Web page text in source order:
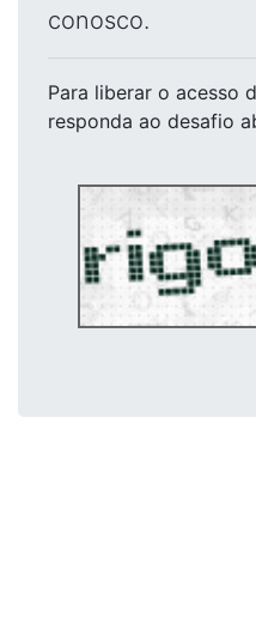
conosco.
Para liberar o acesso
responda ao desafio